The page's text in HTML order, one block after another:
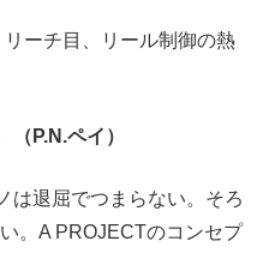
ーチ目、リール制御の熱
（P.N.ペイ）
退屈でつまらない。そろ
。A PROJECTのコンセプ